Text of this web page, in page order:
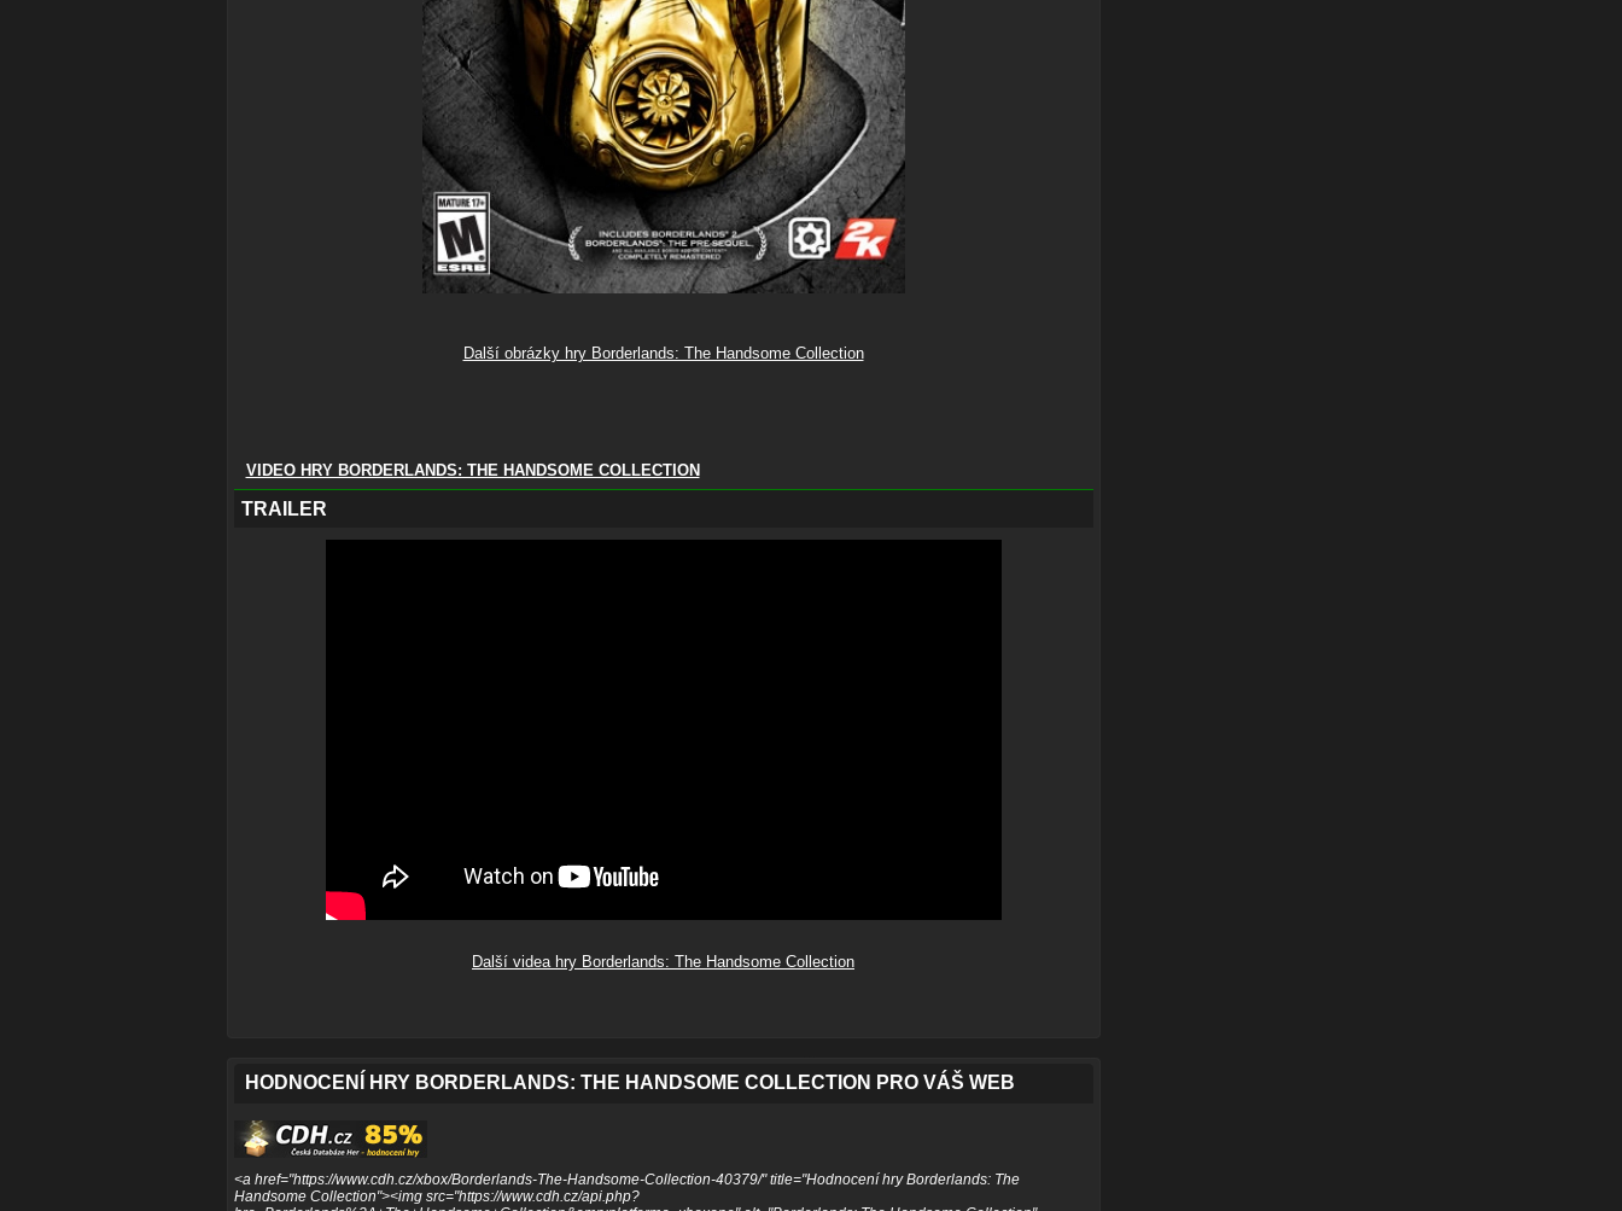
Další obrázky hry Borderlands: The Handsome Collection
VIDEO HRY BORDERLANDS: THE HANDSOME COLLECTION
TRAILER
Další videa hry Borderlands: The Handsome Collection
HODNOCENÍ HRY BORDERLANDS: THE HANDSOME COLLECTION PRO VÁŠ WEB
<a href="https://www.cdh.cz/xbox/Borderlands-The-Handsome-Collection-40379/" title="Hodnocení hry Borderlands: The
Handsome Collection"><img src="https://www.cdh.cz/api.php?